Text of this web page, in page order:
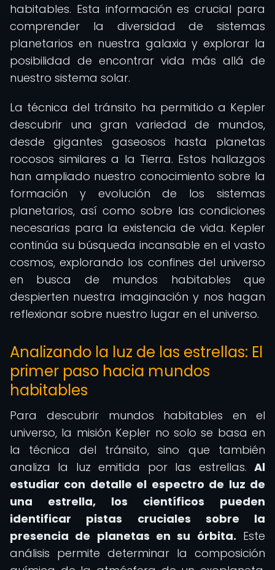
habitables. Esta información es crucial para
comprender la diversidad de sistemas
planetarios en nuestra galaxia y explorar la
posibilidad de encontrar vida más allá de
nuestro sistema solar.
La técnica del tránsito ha permitido a Kepler
descubrir una gran variedad de mundos,
desde gigantes gaseosos hasta planetas
rocosos similares a la Tierra. Estos hallazgos
han ampliado nuestro conocimiento sobre la
formación y evolución de los sistemas
planetarios, así como sobre las condiciones
necesarias para la existencia de vida. Kepler
continúa su búsqueda incansable en el vasto
cosmos, explorando los confines del universo
en busca de mundos habitables que
despierten nuestra imaginación y nos hagan
reflexionar sobre nuestro lugar en el universo.
Analizando la luz de las estrellas: El
primer paso hacia mundos
habitables
Para descubrir mundos habitables en el
universo, la misión Kepler no solo se basa en
la técnica del tránsito, sino que también
analiza la luz emitida por las estrellas. Al
estudiar con detalle el espectro de luz de
una estrella, los científicos pueden
identificar pistas cruciales sobre la
presencia de planetas en su órbita. Este
análisis permite determinar la composición